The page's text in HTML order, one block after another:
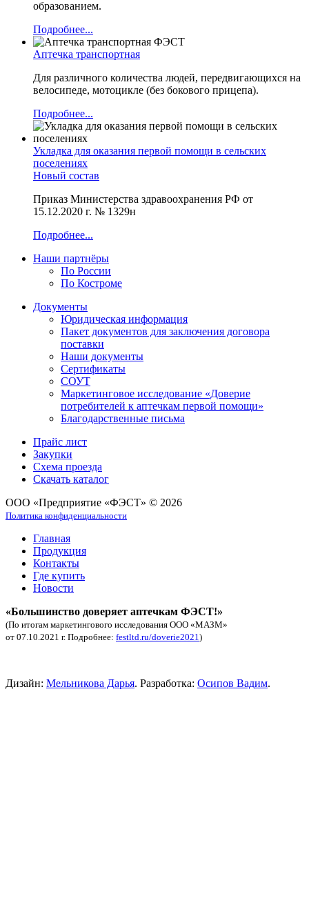
образованием.
Подробнее...
Аптечка транспортная
Для различного количества людей, передвигающихся на
велосипеде, мотоцикле (без бокового прицепа).
Подробнее...
Укладка для оказания первой помощи в сельских
поселениях
Новый состав
Приказ Министерства здравоохранения РФ от
15.12.2020 г. № 1329н
Подробнее...
Наши партнёры
По России
По Костроме
Документы
Юридическая информация
Пакет документов для заключения договора
поставки
Наши документы
Сертификаты
СОУТ
Маркетинговое исследование «Доверие
потребителей к аптечкам первой помощи»
Благодарственные письма
Прайс лист
Закупки
Схема проезда
Скачать каталог
ООО «Предприятие «ФЭСТ» © 2026
Политика конфиденциальности
Главная
Продукция
Контакты
Где купить
Новости
«Большинство доверяет аптечкам ФЭСТ!»
(По итогам маркетингового исследования ООО «МАЗМ»
от 07.10.2021 г. Подробнее: festltd.ru/doverie2021 )
Дизайн: Мельникова Дарья. Разработка: Осипов Вадим.